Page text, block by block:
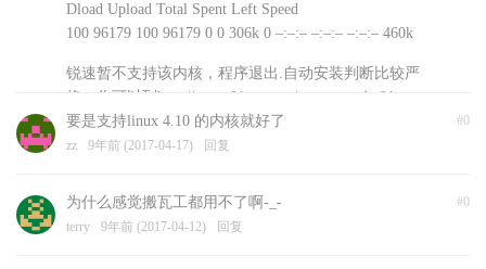
Dload Upload Total Spent Left Speed
100 96179 100 96179 0 0 306k 0 –:–:– –:–:– –:–:– 460k
锐速暂不支持该内核，程序退出.自动安装判断比较严
格，你可以到http://www.91yun.org/serverspeeder91yun
手动下载安装文件尝试不同版本
浅爱 9年前 (2017-04-18) 回复
#0
要是支持linux 4.10 的内核就好了
zz 9年前 (2017-04-17) 回复
#0
为什么感觉搬瓦工都用不了啊-_-
terry 9年前 (2017-04-12) 回复